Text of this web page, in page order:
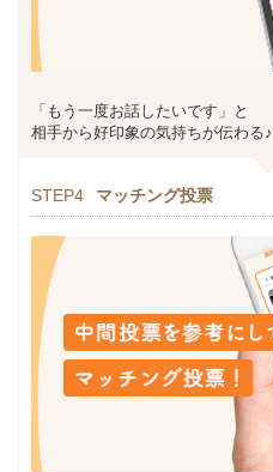
「もう一度お話したいです」と
相手から好印象の気持ちが伝わる♪
STEP4 マッチング投票